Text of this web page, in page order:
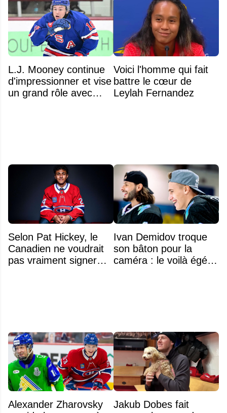
L.J. Mooney continue
d'impressionner et vise
un grand rôle avec
Voici l'homme qui fait
battre le cœur de
Leylah Fernandez
Selon Pat Hickey, le
Canadien ne voudrait
pas vraiment signer
Ivan Demidov troque
son bâton pour la
caméra : le voilà égérie
Alexander Zharovsky
Jakub Dobes fait